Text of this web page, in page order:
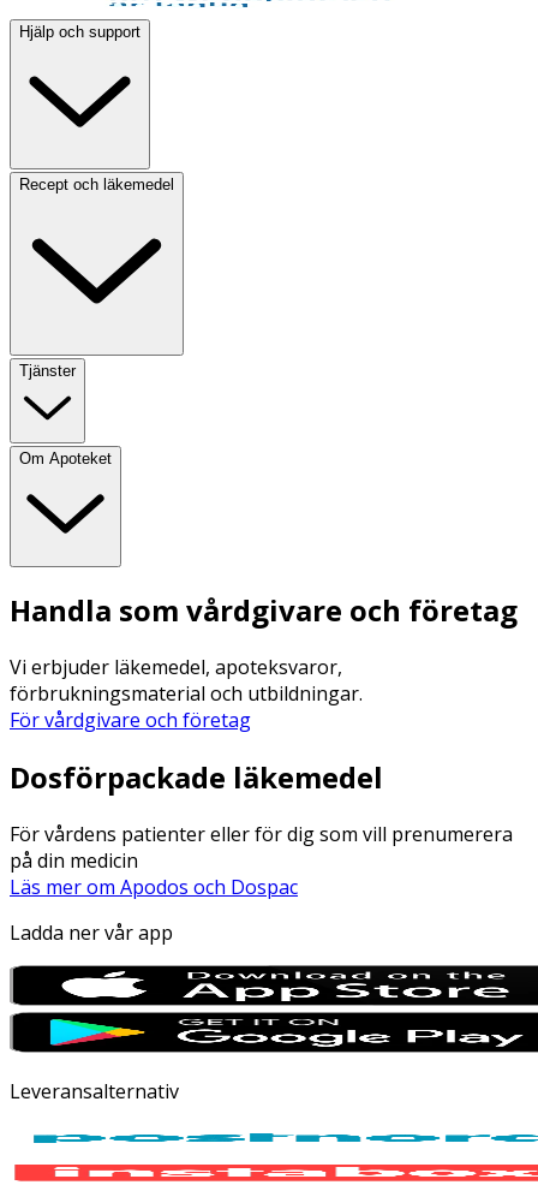
Hjälp och support
Recept och läkemedel
Tjänster
Om Apoteket
Handla som vårdgivare och företag
Vi erbjuder läkemedel, apoteksvaror,
förbrukningsmaterial och utbildningar.
För vårdgivare och företag
Dosförpackade läkemedel
För vårdens patienter eller för dig som vill prenumerera
på din medicin
Läs mer om Apodos och Dospac
Ladda ner vår app
Leveransalternativ